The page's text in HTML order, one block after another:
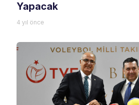
Yapacak
4 yıl önce